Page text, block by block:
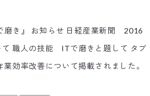
磨き』 お知らせ 日経産業新聞 2016
て 職人の技能 ITで磨きと題して タブ
業効率改善について掲載されました。